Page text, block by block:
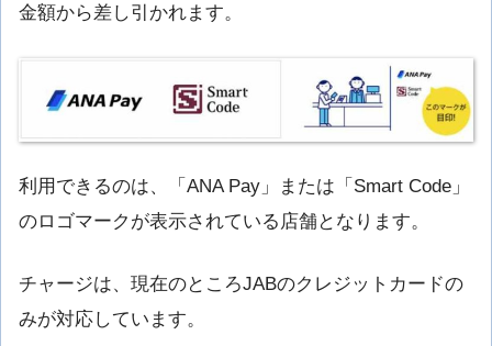
金額から差し引かれます。
利用できるのは、「ANA Pay」または「Smart Code」
のロゴマークが表示されている店舗となります。
チャージは、現在のところJABのクレジットカードの
みが対応しています。